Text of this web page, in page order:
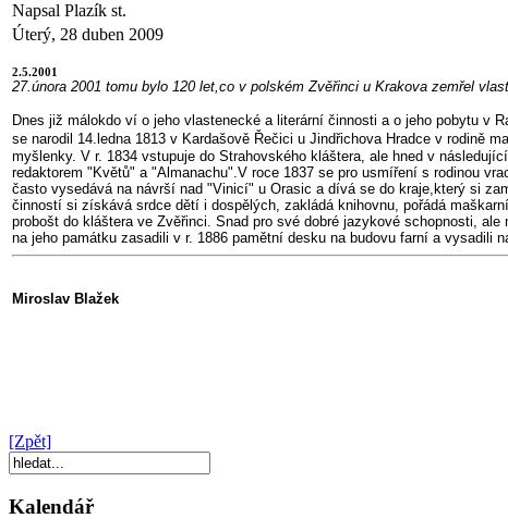
Napsal Plazík st.
Úterý, 28 duben 2009
2.5.2001
27.února 2001 tomu bylo 120 let,co v polském Zvěřinci u Krakova zemřel
Dnes již málokdo ví o jeho vlastenecké a literární činnosti a o jeho pobytu
se narodil 14.ledna 1813 v Kardašově Řečici u Jindřichova Hradce v rodině
myšlenky. V r. 1834 vstupuje do Strahovského kláštera, ale hned v
redaktorem "Květů" a "Almanachu".V roce 1837 se pro usmíření s rodinou
často vysedává na návrší nad "Vinicí" u Orasic a dívá se do kraje,který si
činností si získává srdce dětí i dospělých, zakládá knihovnu, pořádá
probošt do kláštera ve Zvěřinci. Snad pro své dobré jazykové schopnosti,
na jeho památku zasadili v r. 1886 pamětní desku na budovu farní a vysadili
Miroslav Blažek
[Zpět]
Kalendář